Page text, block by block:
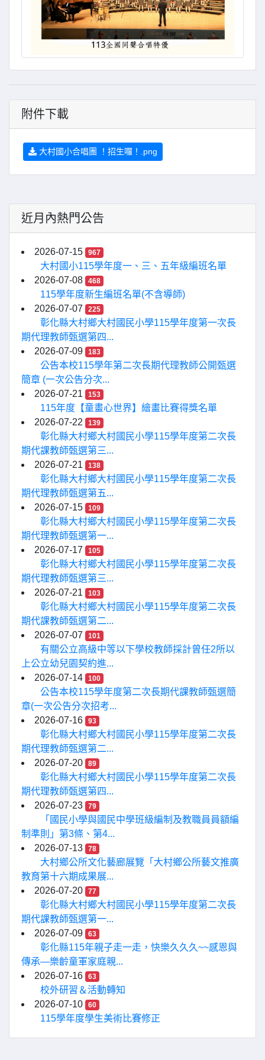
附件下載
大村國小合唱團 ！招生囉！.png
近月內熱門公告
2026-07-15 967
大村國小115學年度一、三、五年級編班名單
2026-07-08
468
115學年度新生編班名單(不含導師)
2026-07-07
225
彰化縣大村鄉大村國民小學115學年度第一次長
期代理教師甄選第四...
2026-07-09
183
公告本校115學年第二次長期代理教師公開甄選
簡章 (一次公告分次...
2026-07-21
153
115年度【童畫心世界】繪畫比賽得獎名單
2026-07-22
139
彰化縣大村鄉大村國民小學115學年度第二次長
期代課教師甄選第三...
2026-07-21
138
彰化縣大村鄉大村國民小學115學年度第二次長
期代理教師甄選第五...
2026-07-15
109
彰化縣大村鄉大村國民小學115學年度第二次長
期代理教師甄選第一...
2026-07-17
105
彰化縣大村鄉大村國民小學115學年度第二次長
期代理教師甄選第三...
2026-07-21
103
彰化縣大村鄉大村國民小學115學年度第二次長
期代課教師甄選第二...
2026-07-07
101
有關公立高級中等以下學校教師採計曾任2所以
上公立幼兒園契約進...
2026-07-14
100
公告本校115學年度第二次長期代課教師甄選簡
章(一次公告分次招考...
2026-07-16
93
彰化縣大村鄉大村國民小學115學年度第二次長
期代理教師甄選第二...
2026-07-20
89
彰化縣大村鄉大村國民小學115學年度第二次長
期代理教師甄選第四...
2026-07-23
79
「國民小學與國民中學班級編制及教職員員額編
制準則」第3條、第4...
2026-07-13
78
大村鄉公所文化藝廊展覽「大村鄉公所藝文推廣
教育第十六期成果展...
2026-07-20
77
彰化縣大村鄉大村國民小學115學年度第二次長
期代課教師甄選第一...
2026-07-09
63
彰化縣115年親子走一走，快樂久久久~~感恩與
傳承—樂齡童軍家庭親...
2026-07-16
63
校外研習＆活動轉知
2026-07-10
60
115學年度學生美術比賽修正